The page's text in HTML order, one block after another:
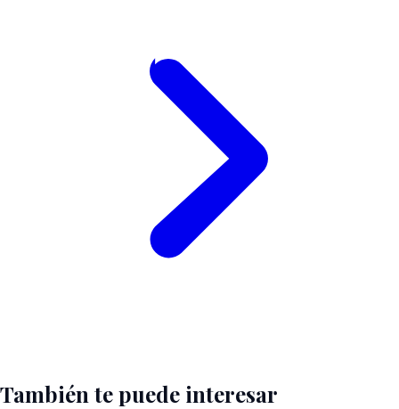
También te puede interesar